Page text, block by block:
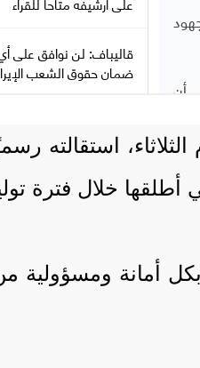
استقالته
أطلقها خلال فترة
أمانة ومسؤولية